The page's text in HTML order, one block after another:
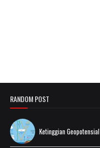
RANDOM POST
Ketinggian Geopotensial